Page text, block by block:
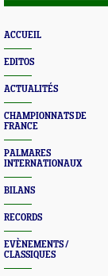
ACCUEIL
EDITOS
ACTUALITÉS
CHAMPIONNATS DE
FRANCE
PALMARES
INTERNATIONAUX
BILANS
RECORDS
EVÈNEMENTS /
CLASSIQUES